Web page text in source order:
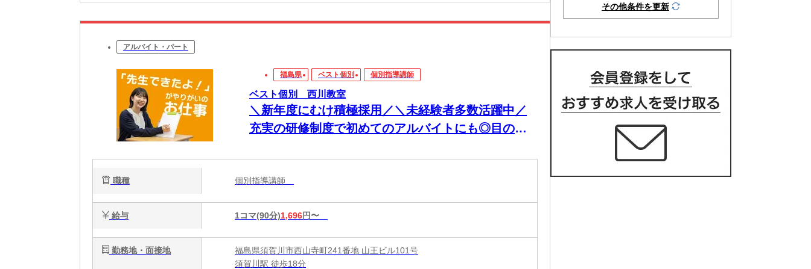
アルバイト・パート
福島県 ベスト個別 個別指導講師
ベスト個別 西川教室
＼新年度にむけ積極採用／＼未経験者多数活躍中／
充実の研修制度で初めてのアルバイトにも◎目の前
職種 個別指導講師
給与 1コマ(90分)1,696円〜
勤務地・面接地
福島県須賀川市西山寺町241番地 山王ビル101号
須賀川駅 徒歩18分
その他条件を更新